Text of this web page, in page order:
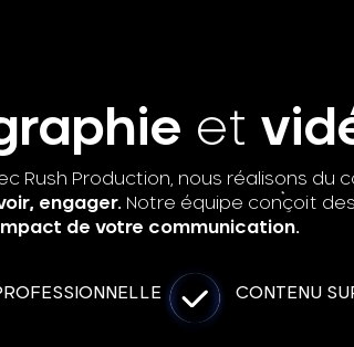
et
Rush Production, nous réalisons du
engager. Notre équipe conçoit
de votre communication.
CONTENU